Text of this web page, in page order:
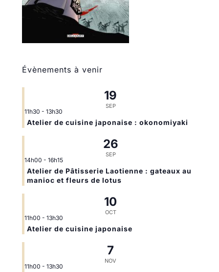
Évènements à venir
19
SEP
11h30 - 13h30
Atelier de cuisine japonaise : okonomiyaki
26
SEP
14h00 - 16h15
Atelier de Pâtisserie Laotienne : gateaux au
manioc et fleurs de lotus
10
OCT
11h00 - 13h30
Atelier de cuisine japonaise
7
NOV
11h00 - 13h30